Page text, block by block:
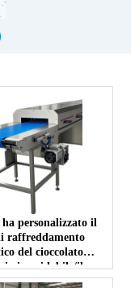
personalizzato il
raffreddamento
del cioccolato
inossidabile/il
congelamento delle